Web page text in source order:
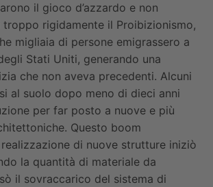
il gioco d’azzardo e non
rigidamente il Proibizionismo,
migliaia di persone emigrassero a
Stati Uniti, generando una
che non aveva precedenti. Alcuni
al suolo dopo meno di dieci anni
per far posto a nuove e più
Questo boom
di nuove strutture iniziò
la quantità di materiale da
il sovraccarico del sistema di